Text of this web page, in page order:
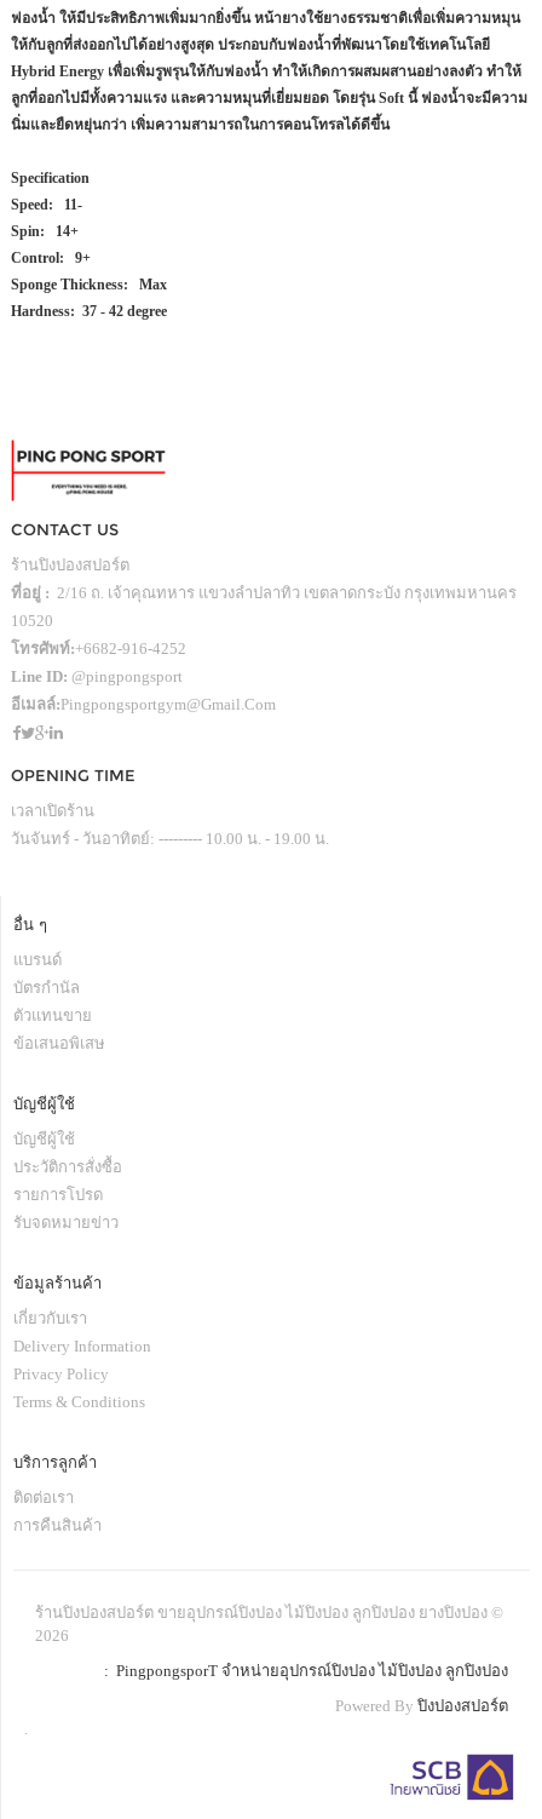
ฟองน้ำ ให้มีประสิทธิภาพเพิ่มมากยิ่งขึ้น หน้ายางใช้ยางธรรมชาติเพื่อเพิ่มความหมุน
ให้กับลูกที่ส่งออกไปได้อย่างสูงสุด ประกอบกับฟองน้ำที่พัฒนาโดยใช้เทคโนโลยี
Hybrid Energy เพื่อเพิ่มรูพรุนให้กับฟองน้ำ ทำให้เกิดการผสมผสานอย่างลงตัว ทำให้
ลูกที่ออกไปมีทั้งความแรง และความหมุนที่เยี่ยมยอด โดยรุ่น Soft นี้ ฟองน้ำจะมีความ
นิ่มและยืดหยุ่นกว่า เพิ่มความสามารถในการคอนโทรลได้ดีขึ้น
Specification
Speed: 11-
Spin: 14+
Control: 9+
Sponge Thickness: Max
Hardness: 37 - 42 degree
CONTACT US
ร้านปิงปองสปอร์ต
ที่อยู่ : 2/16 ถ. เจ้าคุณทหาร แขวงลำปลาทิว เขตลาดกระบัง กรุงเทพมหานคร
10520
โทรศัพท์:+6682-916-4252
Line ID: @pingpongsport
อีเมลล์:Pingpongsportgym@gmail.com
OPENING TIME
เวลาเปิดร้าน
วันจันทร์ - วันอาทิตย์: --------- 10.00 น. - 19.00 น.
อื่น ๆ
แบรนด์
บัตรกำนัล
ตัวแทนขาย
ข้อเสนอพิเสษ
บัญชีผู้ใช้
บัญชีผู้ใช้
ประวัติการสั่งซื้อ
รายการโปรด
รับจดหมายข่าว
ข้อมูลร้านค้า
เกี่ยวกับเรา
Delivery Information
Privacy Policy
Terms & Conditions
บริการลูกค้า
ติดต่อเรา
การคืนสินค้า
ร้านปิงปองสปอร์ต ขายอุปกรณ์ปิงปอง ไม้ปิงปอง ลูกปิงปอง ยางปิงปอง ©
2026
: PingpongsporT จำหน่ายอุปกรณ์ปิงปอง ไม้ปิงปอง ลูกปิงปอง
Powered By ปิงปองสปอร์ต